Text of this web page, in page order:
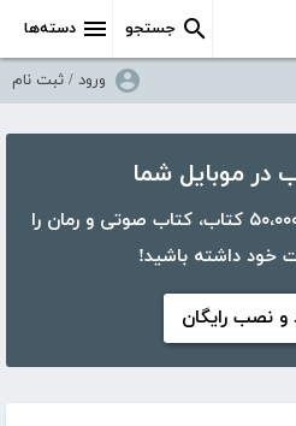
دسته‌ها جستجو
ورود / ثبت نام
با اپلیکیشن کتابراه، بیش از ۵۰،۰۰۰ کتاب، کتاب صوتی و رمان را
خود داشته باشید!
و نصب رایگان